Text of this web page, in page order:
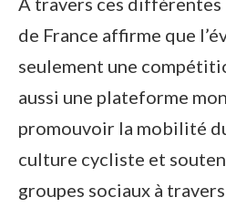
de France affirme que
seulement une
aussi une plateforme
promouvoir la mobilité
culture cycliste et
groupes sociaux à